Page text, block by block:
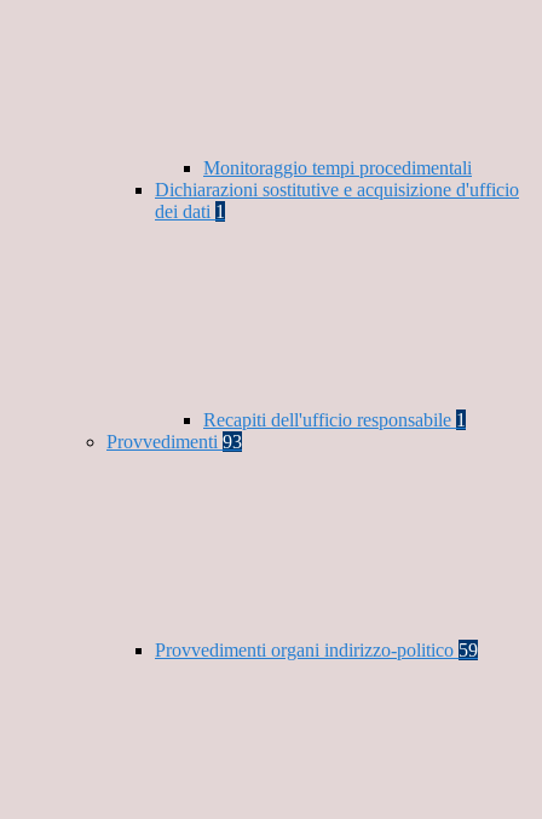
Monitoraggio tempi procedimentali
Dichiarazioni sostitutive e acquisizione d'ufficio
dei dati 1
Recapiti dell'ufficio responsabile 1
Provvedimenti 93
Provvedimenti organi indirizzo-politico 59